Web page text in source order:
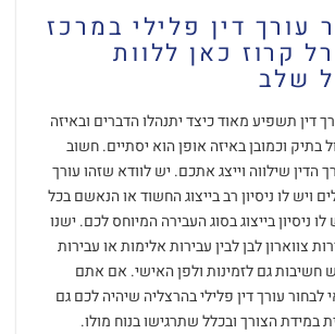
עורך דין פלילי במרכז
קרוז כאן ללוות
שלב
דין תשפיע מאוד כיצד יתנהלו הדברים ובאיזה
בתיק וכמובן באיזה אופן הוא יסתיים. חשוב
הדין שילווה וייצג אתכם. יש לוודא שזהו עורך
ויש לו ניסיון רב בייצוג החשוד או הנאשם בכל
ניסיון בייצוג בסוג העבירה המיוחס לכם. ישנו
צווארון לבן לבין עבירות אלימות או עבירות
חשיבות גם לזמינות ולפן האישי. אם אתם
לבחור עורך דין פלילי בהרצליה שיהיה לכם גם
במידת הצורך ובכלל שתרגישו בנוח מולו.